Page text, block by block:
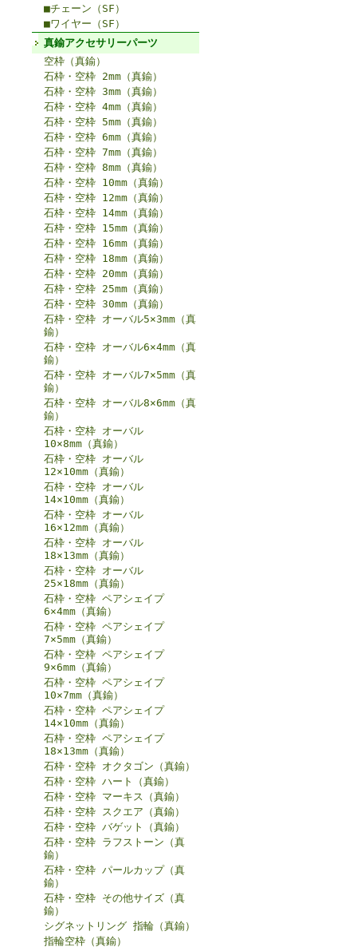
■チェーン（SF）
■ワイヤー（SF）
真鍮アクセサリーパーツ
空枠（真鍮）
石枠・空枠 2mm（真鍮）
石枠・空枠 3mm（真鍮）
石枠・空枠 4mm（真鍮）
石枠・空枠 5mm（真鍮）
石枠・空枠 6mm（真鍮）
石枠・空枠 7mm（真鍮）
石枠・空枠 8mm（真鍮）
石枠・空枠 10mm（真鍮）
石枠・空枠 12mm（真鍮）
石枠・空枠 14mm（真鍮）
石枠・空枠 15mm（真鍮）
石枠・空枠 16mm（真鍮）
石枠・空枠 18mm（真鍮）
石枠・空枠 20mm（真鍮）
石枠・空枠 25mm（真鍮）
石枠・空枠 30mm（真鍮）
石枠・空枠 オーバル5×3mm（真
鍮）
石枠・空枠 オーバル6×4mm（真
鍮）
石枠・空枠 オーバル7×5mm（真
鍮）
石枠・空枠 オーバル8×6mm（真
鍮）
石枠・空枠 オーバル
10×8mm（真鍮）
石枠・空枠 オーバル
12×10mm（真鍮）
石枠・空枠 オーバル
14×10mm（真鍮）
石枠・空枠 オーバル
16×12mm（真鍮）
石枠・空枠 オーバル
18×13mm（真鍮）
石枠・空枠 オーバル
25×18mm（真鍮）
石枠・空枠 ペアシェイプ
6×4mm（真鍮）
石枠・空枠 ペアシェイプ
7×5mm（真鍮）
石枠・空枠 ペアシェイプ
9×6mm（真鍮）
石枠・空枠 ペアシェイプ
10×7mm（真鍮）
石枠・空枠 ペアシェイプ
14×10mm（真鍮）
石枠・空枠 ペアシェイプ
18×13mm（真鍮）
石枠・空枠 オクタゴン（真鍮）
石枠・空枠 ハート（真鍮）
石枠・空枠 マーキス（真鍮）
石枠・空枠 スクエア（真鍮）
石枠・空枠 バゲット（真鍮）
石枠・空枠 ラフストーン（真
鍮）
石枠・空枠 パールカップ（真
鍮）
石枠・空枠 その他サイズ（真
鍮）
シグネットリング 指輪（真鍮）
指輪空枠（真鍮）